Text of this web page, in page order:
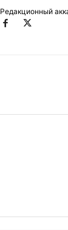
Редакционный